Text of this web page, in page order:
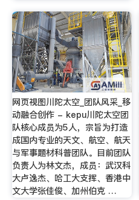
网页视图川陀太空_团队风采_移
动融合创作 - kepu川陀太空团
队核心成员为5人，宗旨为打造
成国内专业的天文、航空、航天
与军事题材科普团队。目前团队
负责人为林文杰，成员：武汉科
大卢逸杰、哈工大支挥、香港中
文大学张佳俊、加州伯克 …